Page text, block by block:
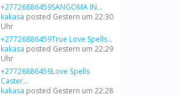
+27726886459SANGOMA IN...
kakasa posted Gestern um 22:30
Uhr
+27726886459True Love Spells...
kakasa posted Gestern um 22:29
Uhr
+27726886459Love Spells
Caster...
kakasa posted Gestern um 22:28